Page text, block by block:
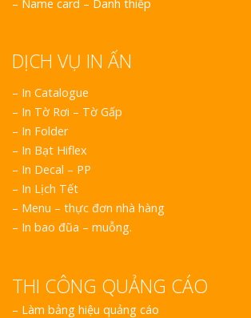
– Name card – Danh thiếp
DỊCH VỤ IN ẤN
– In Catalogue
– In Tờ Rơi – Tờ Gấp
– In Folder
– In Bạt Hiflex
– In Decal – PP
– In Lịch Tết
– Menu – thực đơn nhà hàng
– In bao đũa – muỗng.
THI CÔNG QUẢNG CÁO
– Làm bảng hiệu quảng cáo